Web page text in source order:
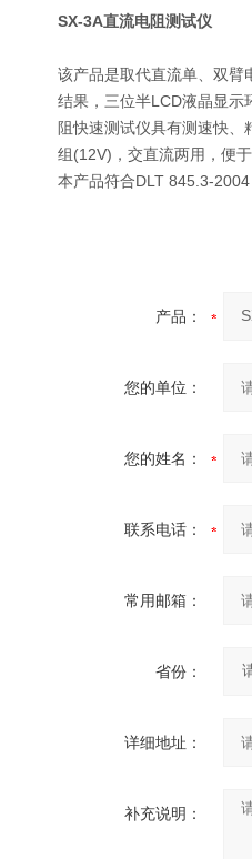
SX-3A直流电阻测试仪
该产品是取代直流单、双臂
结果，三位半LCD液晶显示
阻快速测试仪具有测速快
组(12V)，交直流两用，便
本产品符合DLT 845.3-
产品：
您的单位：
您的姓名：
联系电话：
常用邮箱：
省份：
详细地址：
补充说明：